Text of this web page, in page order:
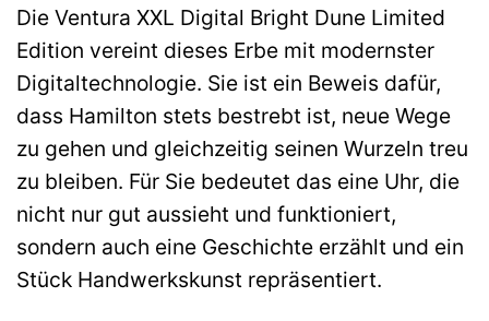
Die Ventura XXL Digital Bright Dune Limited
Edition vereint dieses Erbe mit modernster
Digitaltechnologie. Sie ist ein Beweis dafür,
dass Hamilton stets bestrebt ist, neue Wege
zu gehen und gleichzeitig seinen Wurzeln treu
zu bleiben. Für Sie bedeutet das eine Uhr, die
nicht nur gut aussieht und funktioniert,
sondern auch eine Geschichte erzählt und ein
Stück Handwerkskunst repräsentiert.